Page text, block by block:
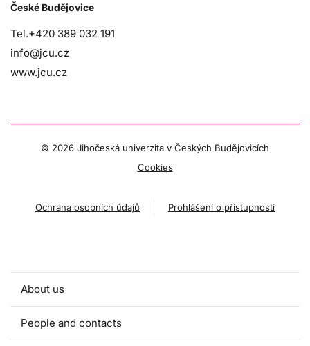
České Budějovice
Tel.+420 389 032 191
info@jcu.cz
www.jcu.cz
© 2026 Jihočeská univerzita v Českých Budějovicích
Cookies
Ochrana osobních údajů Prohlášení o přístupnosti
About us
People and contacts